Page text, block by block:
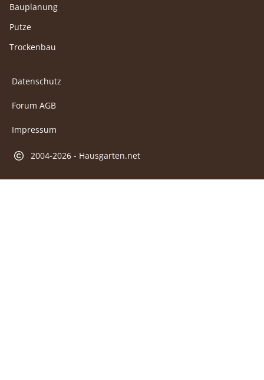
Bauplanung
Putze
Trockenbau
Datenschutz
Forum AGB
Impressum
2004-2026 - Hausgarten.net